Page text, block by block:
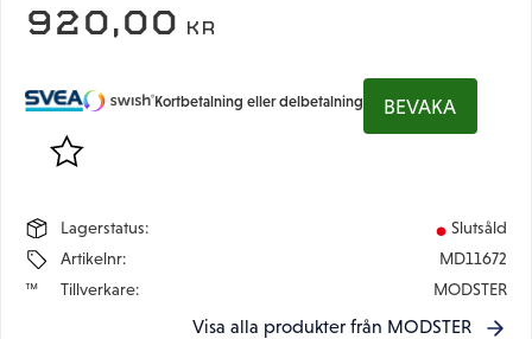
920,00 KR
Lägg till i favoriter
Kortbetalning eller delbetalning BEVAKA
Lagerstatus
Slutsåld
Artikelnr
MD11672
Tillverkare
MODSTER
Visa alla produkter från MODSTER